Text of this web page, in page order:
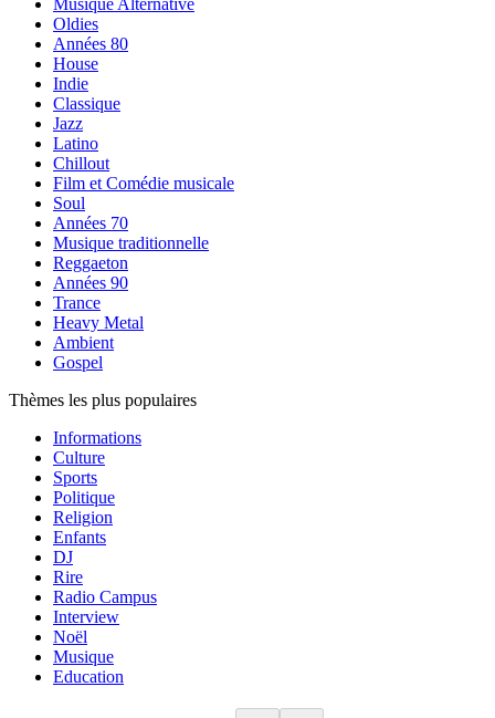
Musique Alternative
Oldies
Années 80
House
Indie
Classique
Jazz
Latino
Chillout
Film et Comédie musicale
Soul
Années 70
Musique traditionnelle
Reggaeton
Années 90
Trance
Heavy Metal
Ambient
Gospel
Thèmes les plus populaires
Informations
Culture
Sports
Politique
Religion
Enfants
DJ
Rire
Radio Campus
Interview
Noël
Musique
Education